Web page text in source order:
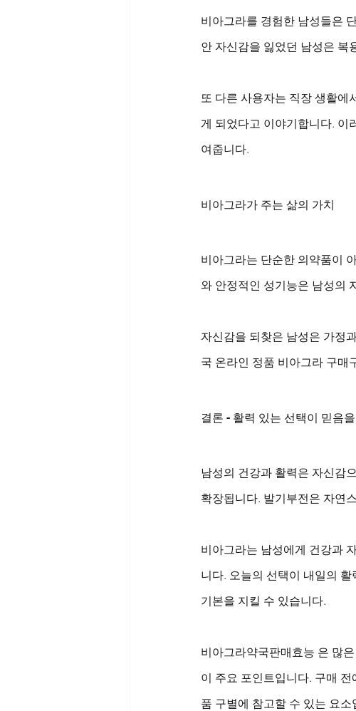
비아그라를 경험한 남성들은
안 자신감을 잃었던 남성은 복
또 다른 사용자는 직장 생활에
게 되었다고 이야기합니다. 이
여줍니다.
비아그라가 주는 삶의 가치
비아그라는 단순한 의약품이
와 안정적인 성기능은 남성의
자신감을 되찾은 남성은 가정
국 온라인 정품 비아그라 구매
결론 - 활력 있는 선택이 믿음
남성의 건강과 활력은 자신감
확장됩니다. 발기부전은 자연
비아그라는 남성에게 건강과
니다. 오늘의 선택이 내일의
기본을 지킬 수 있습니다.
비아그라약국판매효능 은 많
이 주요 포인트입니다. 구매
품 구별에 참고할 수 있는 요